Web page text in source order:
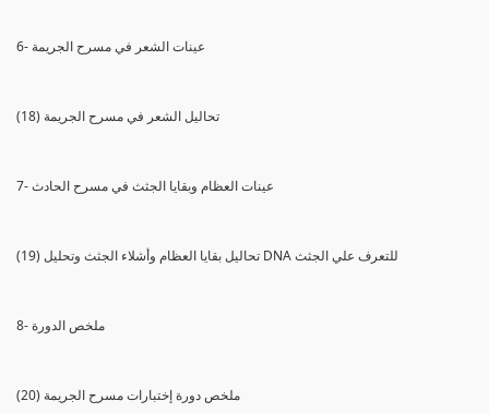
6- عينات الشعر في مسرح الجريمة
(18) تحاليل الشعر في مسرح الجريمة
7- عينات العظام وبقايا الجثث في مسرح الحادث
(19) تحاليل بقايا العظام وأشلاء الجثث وتحليل DNA للتعرف علي الجثث
8- ملخص الدورة
(20) ملخص دورة إختبارات مسرح الجريمة